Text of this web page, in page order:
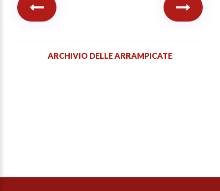
ARCHIVIO DELLE ARRAMPICATE